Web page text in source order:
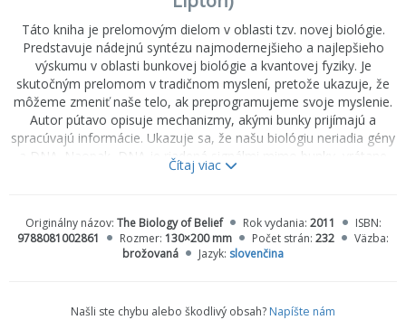
Táto kniha je prelomovým dielom v oblasti tzv. novej biológie.
Predstavuje nádejnú syntézu najmodernejšieho a najlepšieho
výskumu v oblasti bunkovej biológie a kvantovej fyziky. Je
skutočným prelomom v tradičnom myslení, pretože ukazuje, že
môžeme zmeniť naše telo, ak preprogramujeme svoje myslenie.
Autor pútavo opisuje mechanizmy, akými bunky prijímajú a
spracúvajú informácie. Ukazuje sa, že našu biológiu neriadia gény
a DNA. Naopak, DNA je riadená signálmi mimo bunky, vrátane
energetických odkazov, ktoré vychádzajú z našich pozitívnych aj
Čítaj viac
Originálny názov: The Biology of Belief Rok vydania: 2011
ISBN:
9788081002861
Rozmer: 130×200 mm Počet strán: 232
Väzba:
brožovaná
Jazyk: slovenčina
Našli ste chybu alebo škodlivý obsah? Napíšte nám